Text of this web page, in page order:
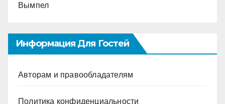
Вымпел
Информация Для Гостей
Авторам и правообладателям
Политика конфиденциальности